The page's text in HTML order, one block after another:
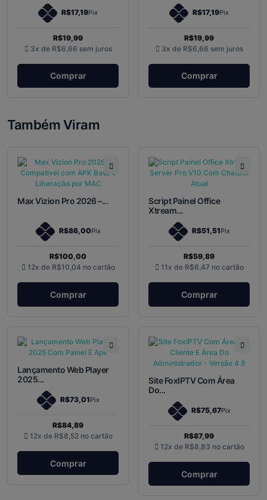
R$17,19Pix
R$19,99
3x de R$6,66 sem juros
Comprar
R$17,19Pix
R$19,99
3x de R$6,66 sem juros
Comprar
Também Viram
Max Vizion Pro 2026 –...
R$86,00Pix
R$100,00
12x de R$10,04 no cartão
Comprar
Script Painel Office
Xtream...
R$51,51Pix
R$59,89
11x de R$6,47 no cartão
Comprar
Lançamento Web Player
2025...
R$73,01Pix
R$84,89
12x de R$8,52 no cartão
Comprar
Site FoxIPTV Com Área
Do...
R$75,67Pix
R$87,99
12x de R$8,83 no cartão
Comprar